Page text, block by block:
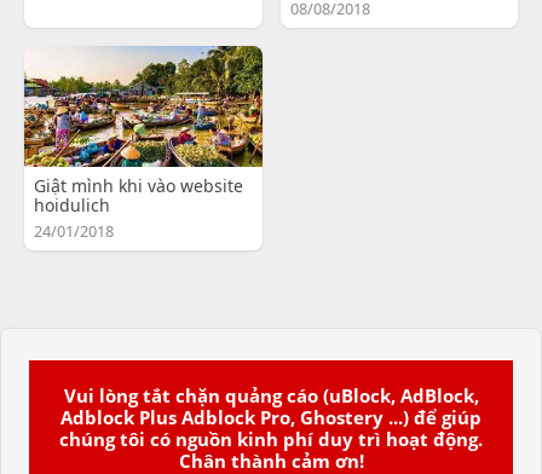
Vui lòng tắt chặn quảng cáo (uBlock, AdBlock,
Adblock Plus Adblock Pro, Ghostery ...) để giúp
chúng tôi có nguồn kinh phí duy trì hoạt động.
Chân thành cảm ơn!
08/08/2018
Giật mình khi vào website
hoidulich
24/01/2018